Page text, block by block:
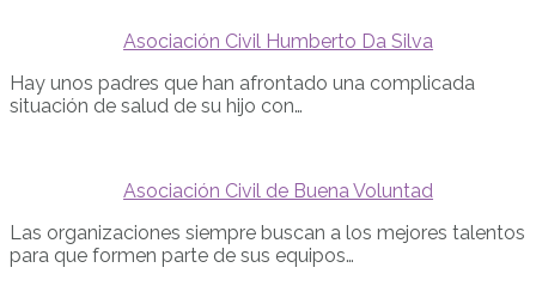
Asociación Civil Humberto Da Silva
Hay unos padres que han afrontado una complicada
situación de salud de su hijo con…
Asociación Civil de Buena Voluntad
Las organizaciones siempre buscan a los mejores talentos
para que formen parte de sus equipos…